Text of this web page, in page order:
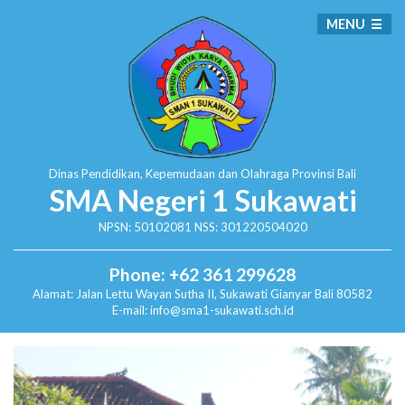
Dinas Pendidikan, Kepemudaan dan Olahraga Provinsi Bali
SMA Negeri 1 Sukawati
NPSN: 50102081 NSS: 301220504020
Phone: +62 361 299628
Alamat: Jalan Lettu Wayan Sutha II, SukawatiGianyar Bali 80582
E-mail: info@sma1-sukawati.sch.id
MENU